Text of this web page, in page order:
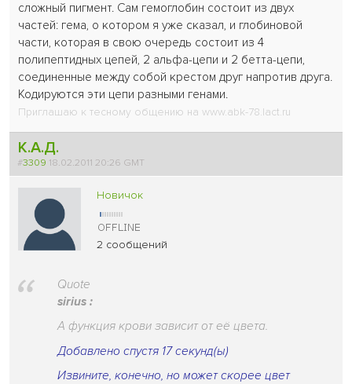
сложный пигмент. Сам гемоглобин состоит из двух
частей: гема, о котором я уже сказал, и глобиновой
части, которая в свою очередь состоит из 4
полипептидных цепей, 2 альфа-цепи и 2 бетта-цепи,
соединенные между собой крестом друг напротив друга.
Кодируются эти цепи разными генами.
Приглашаю к тесному общению на www.abk-78.lact.ru
К.А.Д.
#3309 18.02.2011 20:26 GMT
Новичок
2 сообщений
Quote
sirius :
А функция крови зависит от её цвета.
Добавлено спустя 17 секунд(ы)
Извините, конечно, но может скорее цвет